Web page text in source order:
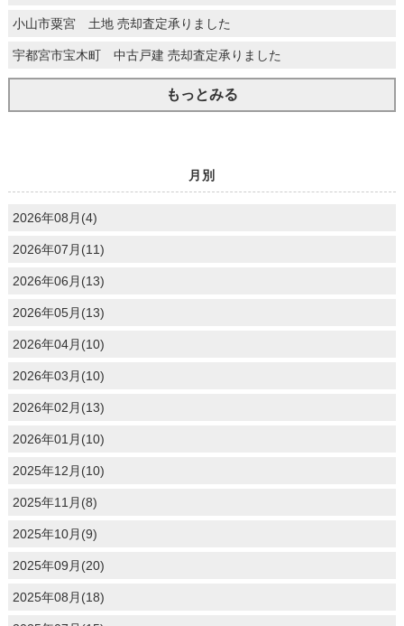
小山市粟宮 土地 売却査定承りました
宇都宮市宝木町 中古戸建 売却査定承りました
もっとみる
月別
2026年08月(4)
2026年07月(11)
2026年06月(13)
2026年05月(13)
2026年04月(10)
2026年03月(10)
2026年02月(13)
2026年01月(10)
2025年12月(10)
2025年11月(8)
2025年10月(9)
2025年09月(20)
2025年08月(18)